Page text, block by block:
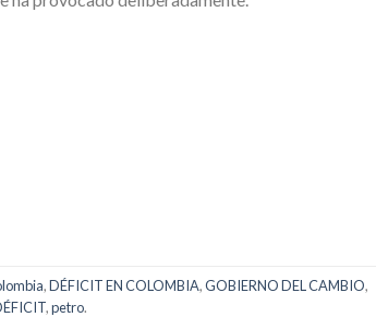
,DÉFICIT EN COLOMBIA,GOBIERNO DEL CAMBIO,
,petro.